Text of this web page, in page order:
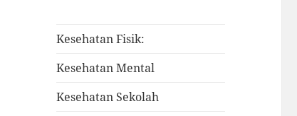
Kesehatan Fisik:
Kesehatan Mental
Kesehatan Sekolah